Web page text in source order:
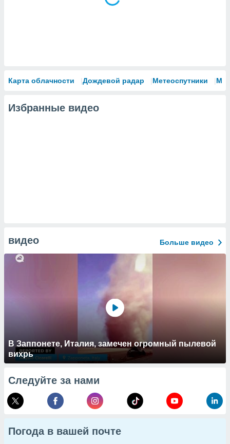
Карта облачности Дождевой радар Метеоспутники
Избранные видео
видео Больше видео
В Заппонете, Италия, замечен огромный пылевой
вихрь
Следуйте за нами
Погода в вашей почте